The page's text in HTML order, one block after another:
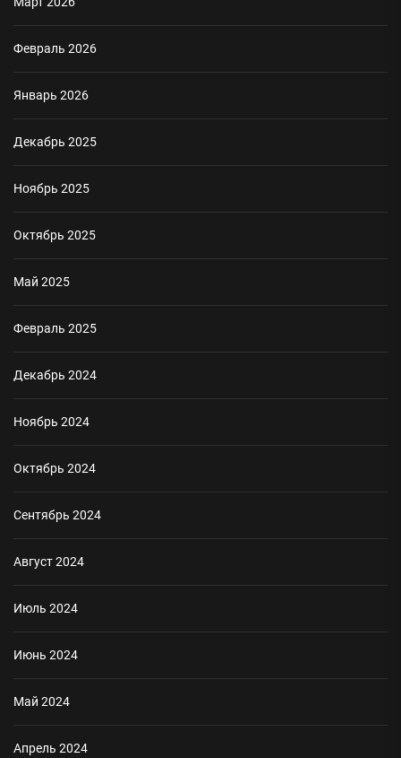
Февраль 2026
Январь 2026
Декабрь 2025
Ноябрь 2025
Октябрь 2025
Май 2025
Февраль 2025
Декабрь 2024
Ноябрь 2024
Октябрь 2024
Сентябрь 2024
Август 2024
Июль 2024
Июнь 2024
Май 2024
Апрель 2024